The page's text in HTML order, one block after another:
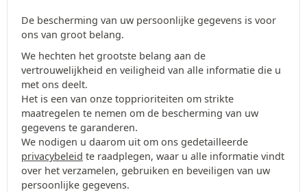
De bescherming van uw persoonlijke gegevens is voor
ons van groot belang.
We hechten het grootste belang aan de
vertrouwelijkheid en veiligheid van alle informatie die u
met ons deelt.
Het is een van onze topprioriteiten om strikte
maatregelen te nemen om de bescherming van uw
gegevens te garanderen.
We nodigen u daarom uit om ons gedetailleerde
privacybeleid te raadplegen, waar u alle informatie vindt
over het verzamelen, gebruiken en beveiligen van uw
persoonlijke gegevens.